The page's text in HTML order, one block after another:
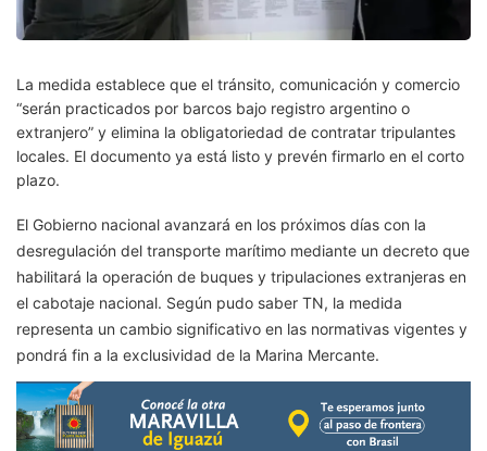
La medida establece que el tránsito, comunicación y comercio
“serán practicados por barcos bajo registro argentino o
extranjero” y elimina la obligatoriedad de contratar tripulantes
locales. El documento ya está listo y prevén firmarlo en el corto
plazo.
El Gobierno nacional avanzará en los próximos días con la
desregulación del transporte marítimo mediante un decreto que
habilitará la operación de buques y tripulaciones extranjeras en
el cabotaje nacional. Según pudo saber TN, la medida
representa un cambio significativo en las normativas vigentes y
pondrá fin a la exclusividad de la Marina Mercante.